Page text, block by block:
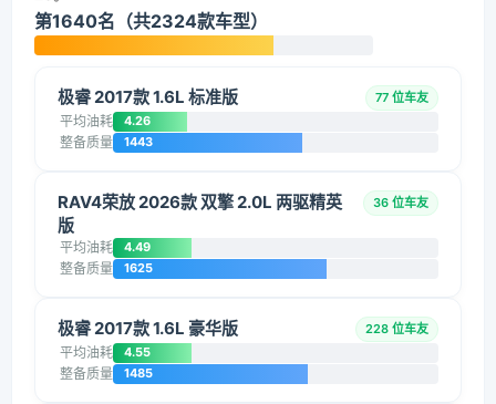
第1640名（共2324款车型）
极睿 2017款 1.6L 标准版 77 位车友
平均油耗 4.26
整备质量 1443
RAV4荣放 2026款 双擎 2.0L 两驱精英
版
36 位车友
平均油耗 4.49
整备质量 1625
极睿 2017款 1.6L 豪华版 228 位车友
平均油耗 4.55
整备质量 1485